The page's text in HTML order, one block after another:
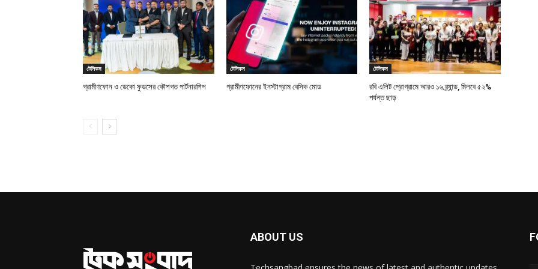
টেলিকম
গ্রামীণফোন ও ডেকো ফুডসের কৌশগত পার্টনারশিপ
টেলিকম
গ্রামীণফোনের ইনস্টাগ্রাম বেসিক মোড
টেলিকম
রবি এলিট প্রোগ্রামে আরও ১৬ ব্র্যান্ড, মিলবে ৫২%
পর্যন্ত ছাড়
ABOUT US